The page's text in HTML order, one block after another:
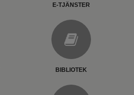
E-TJÄNSTER
BIBLIOTEK